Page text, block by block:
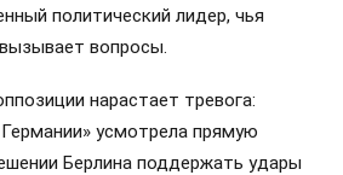
политический лидер, чья
вопросы.
нарастает тревога:
усмотрела прямую
Берлина поддержать удары